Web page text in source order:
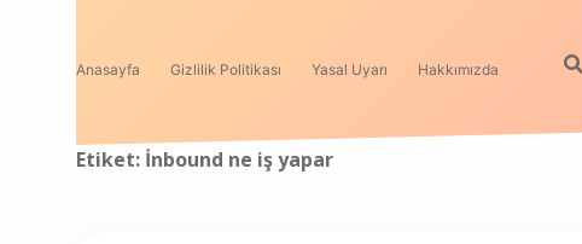
Anasayfa Gizlilik Politikası Yasal Uyarı Hakkımızda
Etiket: İnbound ne iş yapar